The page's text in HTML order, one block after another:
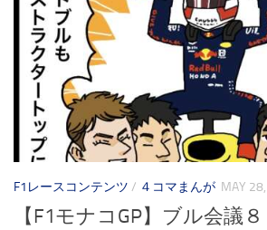
F1レースコンテンツ / ４コマまんが MAY
【F1モナコGP】ブル会議８